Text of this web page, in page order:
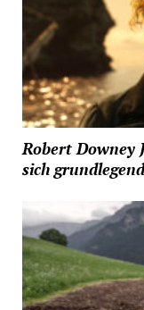
Robert Downey
sich